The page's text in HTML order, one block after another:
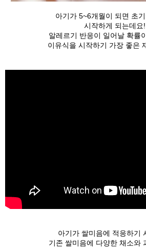
아기가 5~6개월이 되면 초
시작하게 되는데요!
알레르기 반응이 일어날 확률
이유식을 시작하기 가장 좋은
아기가 쌀미음에 적응하기
기존 쌀미음에 다양한 채소와